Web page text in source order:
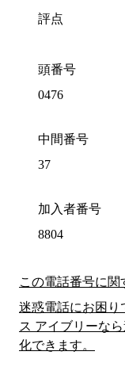
評点
頭番号
0476
中間番号
37
加入者番号
8804
この電話番号に関
迷惑電話にお困り
ス アイブリーな
化できます。